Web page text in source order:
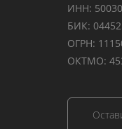
ИНН:
БИК:
ОГРН:
ОКТМО: